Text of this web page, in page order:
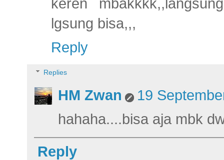
keren
lgsung bisa,,,
Reply
Replies
HM Zwan
19
hahaha....bisa aja mbk
Reply